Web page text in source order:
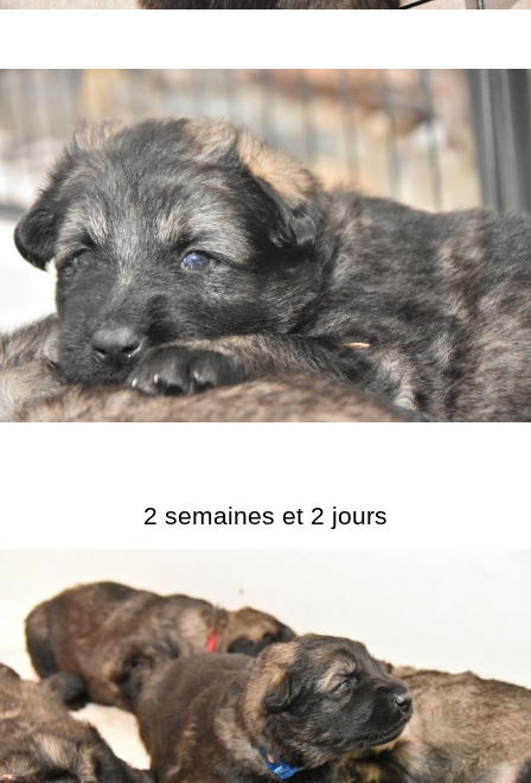
2 semaines et 2 jours